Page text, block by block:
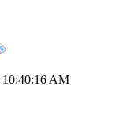
10:40:16 AM